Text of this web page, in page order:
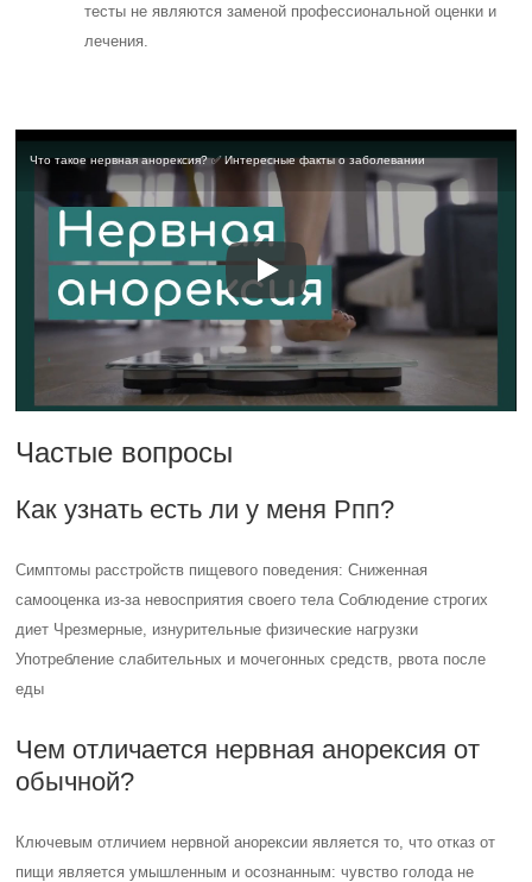
тесты не являются заменой профессиональной оценки и
лечения.
Что такое нервная анорексия? ✅ Интересные факты о заболевании
Частые вопросы
Как узнать есть ли у меня Рпп?
Симптомы расстройств пищевого поведения: Сниженная
самооценка из-за невосприятия своего тела Соблюдение строгих
диет Чрезмерные, изнурительные физические нагрузки
Употребление слабительных и мочегонных средств, рвота после
еды
Чем отличается нервная анорексия от
обычной?
Ключевым отличием нервной анорексии является то, что отказ от
пищи является умышленным и осознанным: чувство голода не